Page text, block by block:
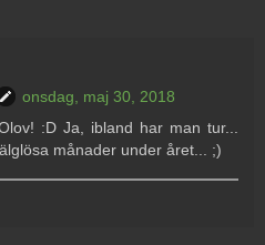
onsdag, maj 30, 2018
:D Ja, ibland har man tur...
månader under året... ;)